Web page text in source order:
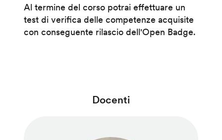
Al termine del corso potrai effettuare un
test di verifica delle competenze acquisite
con conseguente rilascio dell'Open Badge.
Docenti